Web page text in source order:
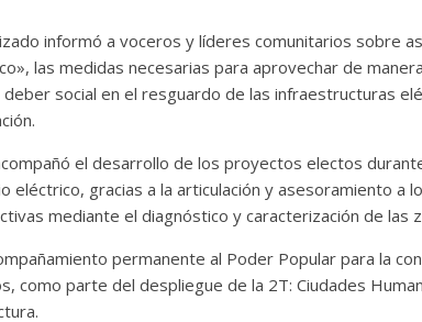
informó a voceros y líderes comunitarios sobre
las medidas necesarias para aprovechar de
social en el resguardo de las infraestructuras
el desarrollo de los proyectos electos
eléctrico, gracias a la articulación y asesoramiento a
mediante el diagnóstico y caracterización de las
permanente al Poder Popular para la
como parte del despliegue de la 2T: Ciudades